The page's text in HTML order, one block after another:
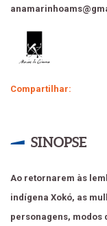
Compartilhar:
SINOPSE
Ao retornarem às
indígena Xokó, as
personagens, modos